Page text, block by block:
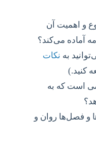
و اهمیت آن
آماده می‌کند؟
به نکات
کنید.)
است که به
و فصل‌ها روان و